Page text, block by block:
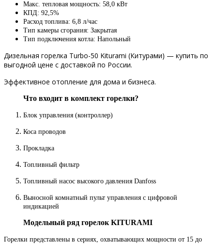
Макс. тепловая мощность: 58,0 кВт
КПД: 92,5%
Расход топлива: 6,8 л/час
Тип камеры сгорания: Закрытая
Тип подключения котла: Напольный
Дизельная горелка Turbo-50 Kiturami (Китурами) — купить по
выгодной цене с доставкой по России.
Эффективное отопление для дома и бизнеса.
Что входит в комплект горелки?
Блок управления (контроллер)
Коса проводов
Прокладка
Топливный фильтр
Топливный насос высокого давления Danfoss
Выносной комнатный пульт управления с цифровой
индикацией
Модельный ряд горелок KITURAMI
Горелки представлены в сериях, охватывающих мощности от 15 до